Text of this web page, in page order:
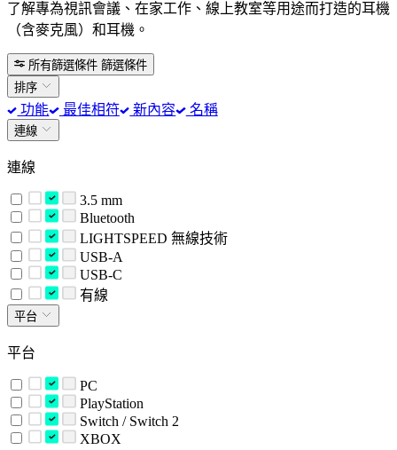
了解專為視訊會議、在家工作、線上教室等用途而打造的耳機
（含麥克風）和耳機。
所有篩選條件 篩選條件
排序
功能 最佳相符 新內容 名稱
連線
連線
3.5 mm
Bluetooth
LIGHTSPEED 無線技術
USB-A
USB-C
有線
平台
平台
PC
PlayStation
Switch / Switch 2
XBOX